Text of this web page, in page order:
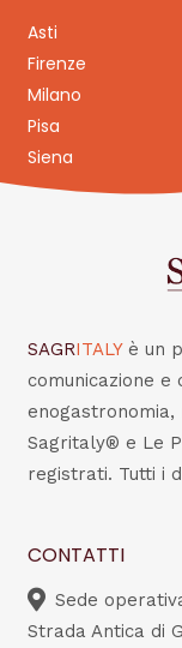
Asti
Firenze
Milano
Pisa
Siena
SAGRITALY è un
comunicazione
Sagritaly® e Le
registrati. Tutti i
CONTATTI
Sede
Strada Antica di